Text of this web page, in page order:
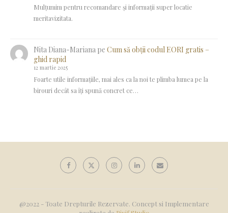
Mulțumim pentru recomandare și informații super locatie
meritavizitata.
Nita Diana-Marianape Cum să obții codul EORI gratis –
ghid rapid
12 martie 2025
Foarte utile informațiile, mai ales ca la noi te plimba lumea pe la
birouri decât sa îți spună concret ce…
@2022 - Toate Drepturile Rezervate. Concept si Implementare